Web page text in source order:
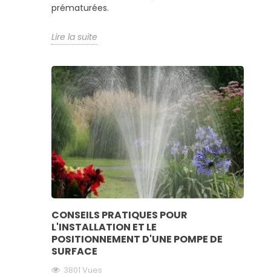
prématurées.
Lire la suite
CONSEILS PRATIQUES POUR
L'INSTALLATION ET LE
POSITIONNEMENT D'UNE POMPE DE
SURFACE
3801 Vues